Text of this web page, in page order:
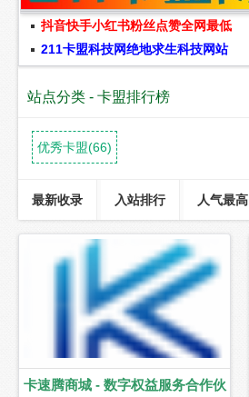
抖音快手小红书粉丝点赞全网最低
211卡盟科技网绝地求生科技网站
站点分类 - 卡盟排行榜
优秀卡盟(66)
最新收录 入站排行 人气最高
卡速腾商城 - 数字权益服务合作伙